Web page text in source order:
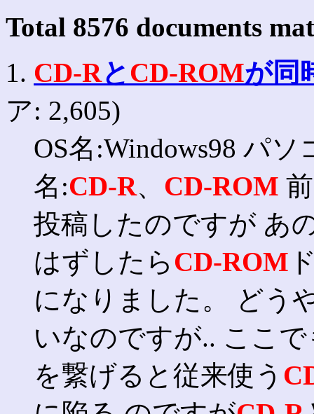
Total 8576 documents
1. CD-Rと CD-ROMが同
ア: 2,605)
OS名:Windows98 パ
名:CD-R、 CD-ROM 前
投稿したのですが あ
はずしたら CD-ROM
になりました。 どう
いなのですが.. ここ
を繋げると従来使う